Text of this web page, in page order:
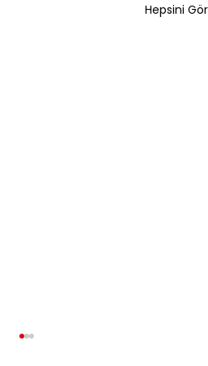
Hepsini Gör